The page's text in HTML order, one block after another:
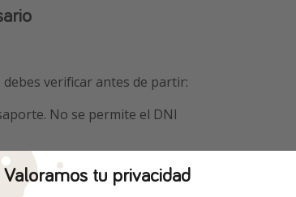
verificar antes de partir:
No se permite el DNI
Valoramos tu privacidad